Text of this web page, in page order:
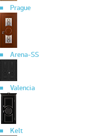
Prague
Arena-SS
Valencia
Kelt